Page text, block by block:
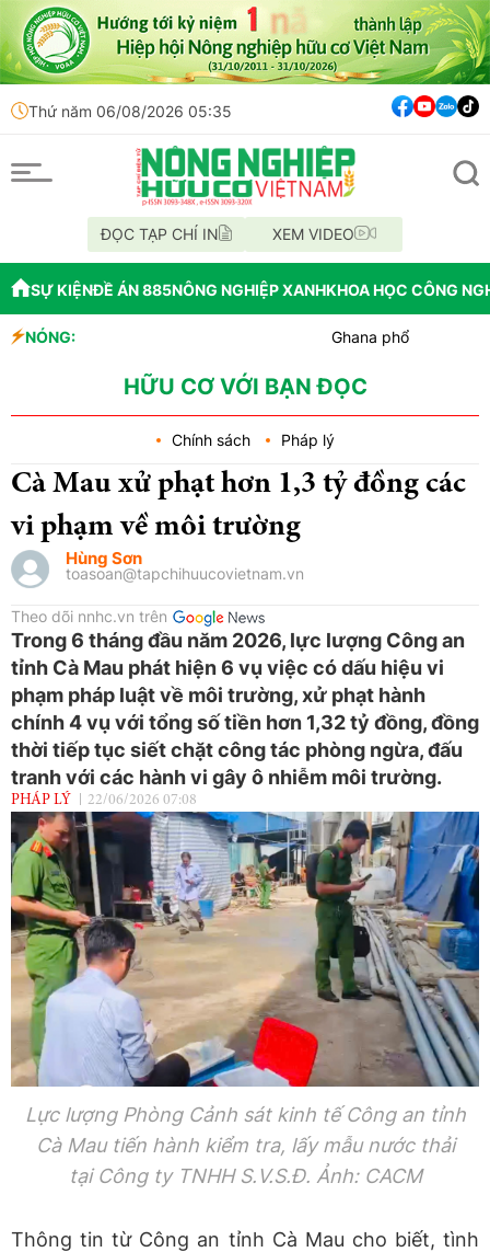
Thứ năm 06/08/2026 05:35
ĐỌC TẠP CHÍ IN XEM VIDEO
SỰ KIỆNĐỀ ÁN 885NÔNG NGHIỆP XANHKHOA HỌC CÔNG
NÓNG:
Ghana phổ biến kho lạnh
Tp. Huế: Xã Quảng Điền ra
HỮU CƠ VỚI BẠN ĐỌC
Chính sách Pháp lý
Cà Mau xử phạt hơn 1,3 tỷ đồng các
vi phạm về môi trường
Hùng Sơn
toasoan@tapchihuucovietnam.vn
Theo dõi nnhc.vn trên
Trong 6 tháng đầu năm 2026, lực lượng Công an
tỉnh Cà Mau phát hiện 6 vụ việc có dấu hiệu vi
phạm pháp luật về môi trường, xử phạt hành
chính 4 vụ với tổng số tiền hơn 1,32 tỷ đồng, đồng
thời tiếp tục siết chặt công tác phòng ngừa, đấu
tranh với các hành vi gây ô nhiễm môi trường.
PHÁP LÝ 22/06/2026 07:08
Lực lượng Phòng Cảnh sát kinh tế Công an tỉnh
Cà Mau tiến hành kiểm tra, lấy mẫu nước thải
tại Công ty TNHH S.V.S.Đ. Ảnh: CACM
Thông tin từ Công an tỉnh Cà Mau cho biết, tình